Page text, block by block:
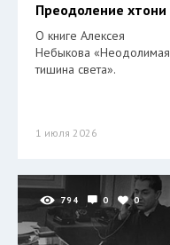
Преодоление хтони
О книге Алексея
Небыкова «Неодолимая
тишина света».
1 июля 2026
794 0 0